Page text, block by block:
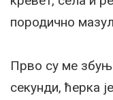
породично
Прво су ме
секунди, ћерка